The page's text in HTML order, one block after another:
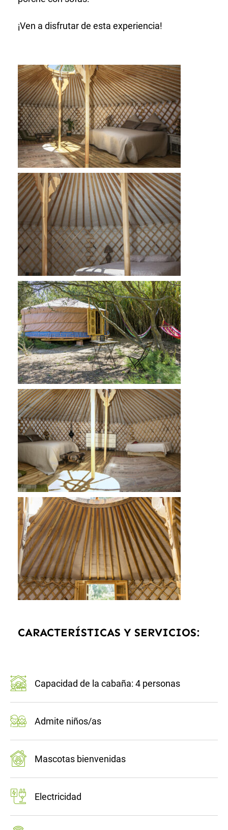
¡Ven a disfrutar de esta experiencia!
CARACTERÍSTICAS Y SERVICIOS:
Capacidad de la cabaña: 4 personas
Admite niños/as
Mascotas bienvenidas
Electricidad